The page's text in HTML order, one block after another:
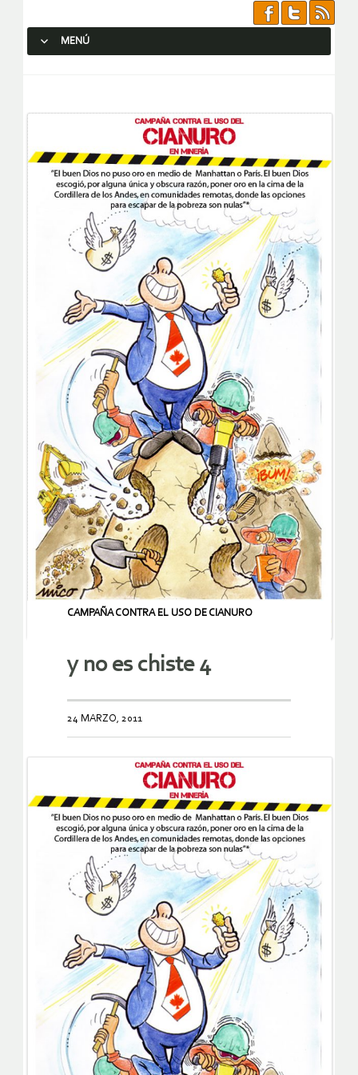
MENÚ
CAMPAÑA CONTRA EL USO DE CIANURO
y no es chiste 4
24 MARZO, 2011